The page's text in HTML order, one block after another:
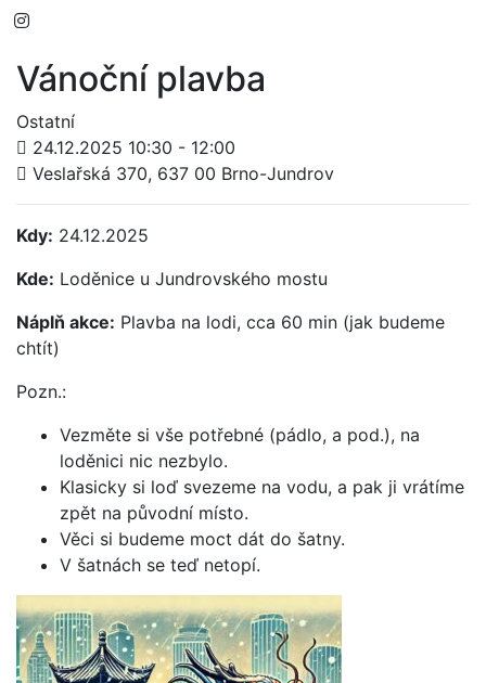
Vánoční plavba
Ostatní
24.12.2025 10:30 - 12:00
Veslařská 370, 637 00 Brno-Jundrov
Kdy: 24.12.2025
Kde: Loděnice u Jundrovského mostu
Náplň akce: Plavba na lodi, cca 60 min (jak budeme
chtít)
Pozn.:
Vezměte si vše potřebné (pádlo, a pod.), na
loděnici nic nezbylo.
Klasicky si loď svezeme na vodu, a pak ji vrátíme
zpět na původní místo.
Věci si budeme moct dát do šatny.
V šatnách se teď netopí.